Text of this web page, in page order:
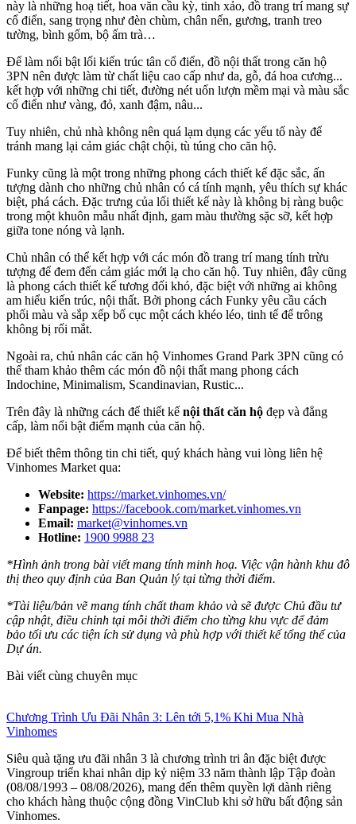
này là những hoạ tiết, hoa văn cầu kỳ, tinh xảo, đồ trang trí mang sự
cổ điển, sang trọng như đèn chùm, chân nến, gương, tranh treo
tường, bình gốm, bộ ấm trà…
Để làm nổi bật lối kiến trúc tân cổ điển, đồ nội thất trong căn hộ
3PN nên được làm từ chất liệu cao cấp như da, gỗ, đá hoa cương...
kết hợp với những chi tiết, đường nét uốn lượn mềm mại và màu sắc
cổ điển như vàng, đỏ, xanh đậm, nâu...
Tuy nhiên, chủ nhà không nên quá lạm dụng các yếu tố này để
tránh mang lại cảm giác chật chội, tù túng cho căn hộ.
Funky cũng là một trong những phong cách thiết kế đặc sắc, ấn
tượng dành cho những chủ nhân có cá tính mạnh, yêu thích sự khác
biệt, phá cách. Đặc trưng của lối thiết kế này là không bị ràng buộc
trong một khuôn mẫu nhất định, gam màu thường sặc sỡ, kết hợp
giữa tone nóng và lạnh.
Chủ nhân có thể kết hợp với các món đồ trang trí mang tính trừu
tượng để đem đến cảm giác mới lạ cho căn hộ. Tuy nhiên, đây cũng
là phong cách thiết kế tương đối khó, đặc biệt với những ai không
am hiểu kiến trúc, nội thất. Bởi phong cách Funky yêu cầu cách
phối màu và sắp xếp bố cục một cách khéo léo, tinh tế để trông
không bị rối mắt.
Ngoài ra, chủ nhân các căn hộ Vinhomes Grand Park 3PN cũng có
thể tham khảo thêm các món đồ nội thất mang phong cách
Indochine, Minimalism, Scandinavian, Rustic...
Trên đây là những cách để thiết kế nội thất căn hộ đẹp và đẳng
cấp, làm nổi bật điểm mạnh của căn hộ.
Để biết thêm thông tin chi tiết, quý khách hàng vui lòng liên hệ
Vinhomes Market qua:
Website: https://market.vinhomes.vn/
Fanpage: https://facebook.com/market.vinhomes.vn
Email: market@vinhomes.vn
Hotline: 1900 9988 23
*Hình ảnh trong bài viết mang tính minh hoạ. Việc vận hành khu đô
thị theo quy định của Ban Quản lý tại từng thời điểm.
*Tài liệu/bản vẽ mang tính chất tham khảo và sẽ được Chủ đầu tư
cập nhật, điều chỉnh tại mỗi thời điểm cho từng khu vực để đảm
bảo tối ưu các tiện ích sử dụng và phù hợp với thiết kế tổng thể của
Dự án.
Bài viết cùng chuyên mục
Chương Trình Ưu Đãi Nhân 3: Lên tới 5,1% Khi Mua Nhà
Vinhomes
Siêu quà tặng ưu đãi nhân 3 là chương trình tri ân đặc biệt được
Vingroup triển khai nhân dịp kỷ niệm 33 năm thành lập Tập đoàn
(08/08/1993 – 08/08/2026), mang đến thêm quyền lợi dành riêng
cho khách hàng thuộc cộng đồng VinClub khi sở hữu bất động sản
Vinhomes.